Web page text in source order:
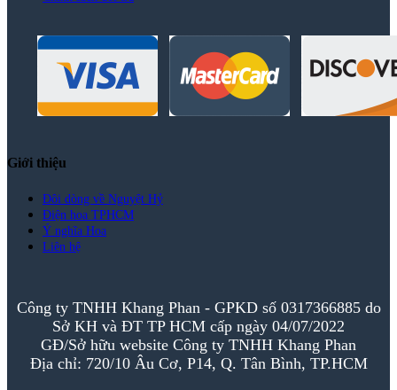
Giới thiệu
Đôi dòng về Nguyệt Hỷ
Điện hoa TPHCM
Ý nghĩa Hoa
Liên hệ
Công ty TNHH Khang Phan - GPKD số 0317366885 do
Sở KH và ĐT TP HCM cấp ngày 04/07/2022
GĐ/Sở hữu website Công ty TNHH Khang Phan
Địa chỉ: 720/10 Âu Cơ, P14, Q. Tân Bình, TP.HCM